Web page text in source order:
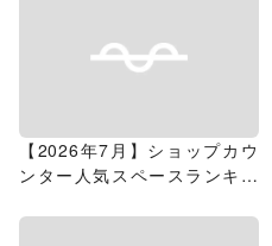
【2026年7月】ショップカウ
ンター人気スペースランキン